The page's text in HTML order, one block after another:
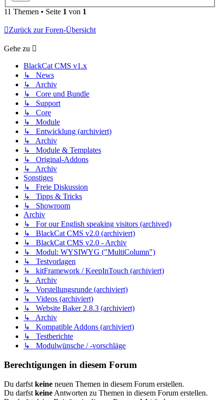
11 Themen • Seite 1 von 1
Zurück zur Foren-Übersicht
Gehe zu
BlackCat CMS v1.x
↳ News
↳ Archiv
↳ Core und Bundle
↳ Support
↳ Core
↳ Module
↳ Entwicklung (archiviert)
↳ Archiv
↳ Module & Templates
↳ Original-Addons
↳ Archiv
Sonstiges
↳ Freie Diskussion
↳ Tipps & Tricks
↳ Showroom
Archiv
↳ For our English speaking visitors (archived)
↳ BlackCat CMS v2.0 (archiviert)
↳ BlackCat CMS v2.0 - Archiv
↳ Modul: WYSIWYG ("MultiColumn")
↳ Testvorlagen
↳ kitFramework / KeepInTouch (archiviert)
↳ Archiv
↳ Vorstellungsrunde (archiviert)
↳ Videos (archiviert)
↳ Website Baker 2.8.3 (archiviert)
↳ Archiv
↳ Kompatible Addons (archiviert)
↳ Testberichte
↳ Modulwünsche / -vorschläge
Berechtigungen in diesem Forum
Du darfst keine neuen Themen in diesem Forum erstellen.
Du darfst keine Antworten zu Themen in diesem Forum erstellen.